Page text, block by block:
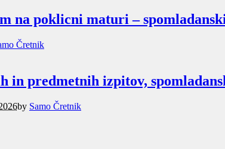
na poklicni maturi –
Čretnik
in predmetnih izpitov,
by Samo Čretnik